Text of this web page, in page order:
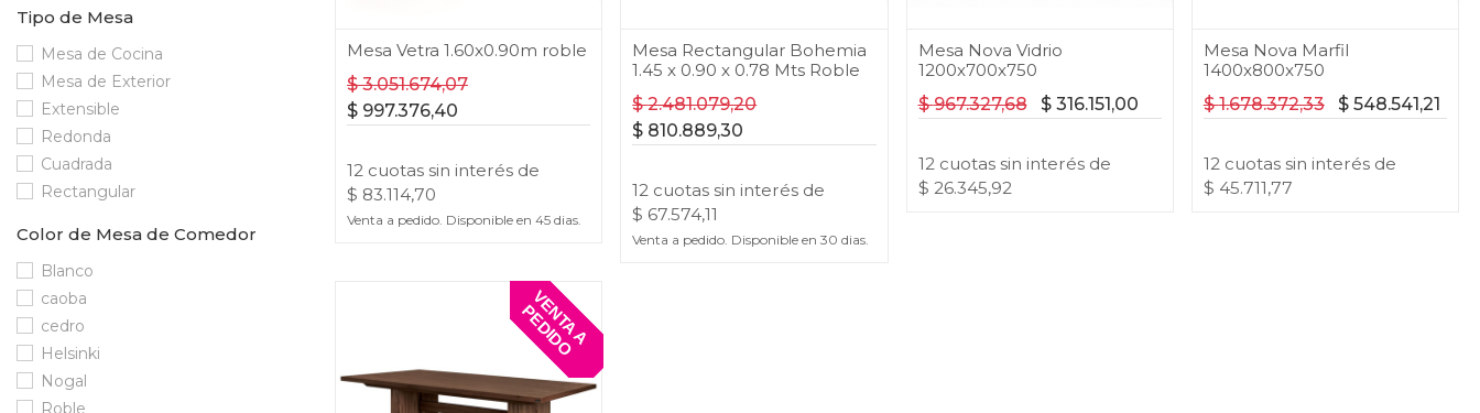
Tipo de Mesa
Mesa de Cocina
Mesa de Exterior
Extensible
Redonda
Cuadrada
Rectangular
Color de Mesa de Comedor
Blanco
caoba
cedro
Helsinki
Nogal
Roble
Mesa Vetra 1.60x0.90m roble
$3.051.674,07
$ 997.376,40
12 cuotas sin interés de
$ 83.114,70
Venta a pedido. Disponible en 45 dias.
Mesa Rectangular Bohemia
1.45 x 0.90 x 0.78 Mts Roble
$2.481.079,20
$ 810.889,30
12 cuotassin interés de
$ 67.574,11
Venta a pedido. Disponible en30 dias.
Mesa Nova Vidrio
1200x700x750
$967.327,68 $ 316.151,00
12 cuotas sin interés de
$ 26.345,92
Mesa Nova Marfil
1400x800x750
$1.678.372,33 $ 548.541,21
12 cuotas sin interés de
$ 45.711,77
V
E
N
T
A
A
P
E
D
I
D
O